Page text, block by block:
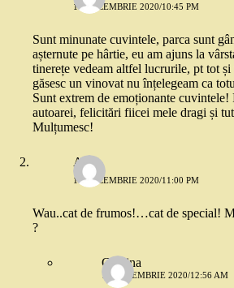
14 DECEMBRIE 2020/10:45 PM
Sunt minunate cuvintele, parca sunt
așternute pe hârtie, eu am ajuns la
tinerețe vedeam altfel lucrurile, pt tot și
găsesc un vinovat nu înțelegeam ca
Sunt extrem de emoționante cuvintele!
autoarei, felicitări fiicei mele dragi și
Mulțumesc!
Alina
14 DECEMBRIE 2020/11:00 PM
Wau..cat de frumos!…cat de special!
?
Cristina
15 DECEMBRIE 2020/12:56 AM